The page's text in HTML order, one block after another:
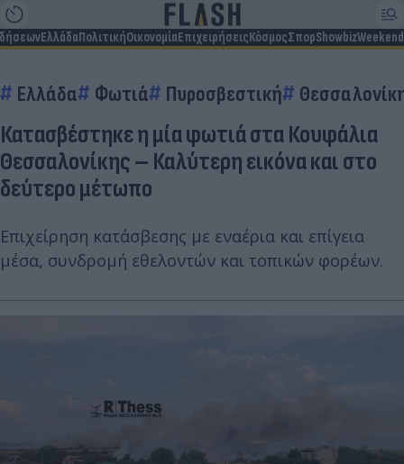
ΕλλάδαΠολιτικήΟικονομίαΕπιχειρήσειςΚόσμοςΣπορShowbizWeekend
Ελλάδα Φωτιά Πυροσβεστική
Κατασβέστηκε η μία φωτιά στα Κουφάλια
Θεσσαλονίκης – Καλύτερη εικόνα και στο
δεύτερο μέτωπο
Επιχείρηση κατάσβεσης με εναέρια και επίγεια
μέσα, συνδρομή εθελοντών και τοπικών φορέων.